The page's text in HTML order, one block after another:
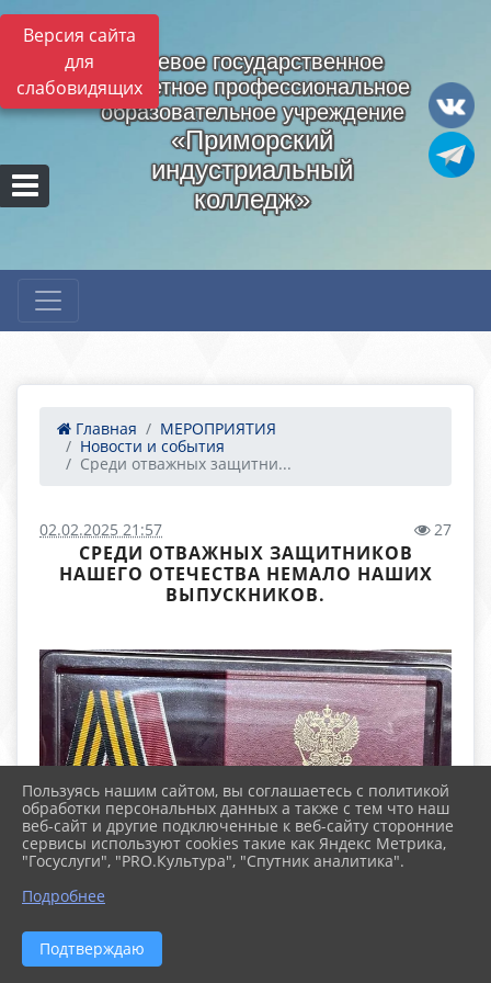
Версия сайта
для
слабовидящих
Краевое государственное
бюджетное профессиональное
образовательное учреждение
«Приморский
индустриальный
колледж»
Главная
МЕРОПРИЯТИЯ
Новости и события
Среди отважных защитни...
02.02.2025 21:57 27
СРЕДИ ОТВАЖНЫХ ЗАЩИТНИКОВ
НАШЕГО ОТЕЧЕСТВА НЕМАЛО НАШИХ
ВЫПУСКНИКОВ.
Пользуясь нашим сайтом, вы соглашаетесь с политикой
обработки персональных данных а также с тем что наш
веб-сайт и другие подключенные к веб-сайту сторонние
сервисы используют cookies такие как Яндекс Метрика,
"Госуслуги", "PRO.Культура", "Спутник аналитика".
Подробнее
Подтверждаю